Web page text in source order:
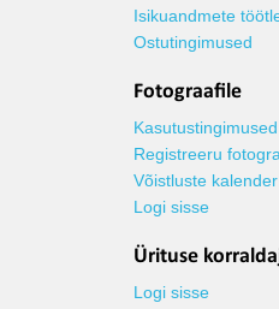
Isikuandmete
Ostutingimused
Fotograafile
Kasutustingimused
Registreeru
Võistluste kalender
Logi sisse
Ürituse
Logi sisse